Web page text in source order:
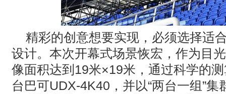
精彩的创意想要实现，必须选择适
设计。本次开幕式场景恢宏，作为目
像面积达到 19米×19米，通过科学的
台巴可UDX-4K40 ，并以“两台一组”集